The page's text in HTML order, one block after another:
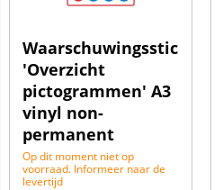
Waarschuwingssticker
'Overzicht
pictogrammen' A3
vinyl non-
permanent
Op dit moment niet op
voorraad. Informeer naar de
levertijd